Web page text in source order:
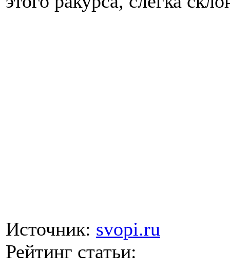
Источник: svopi.ru
Рейтинг статьи: